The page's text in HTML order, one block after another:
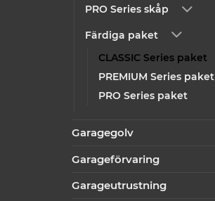
PRO Series skåp
Färdiga paket
CLASSIC Series paket
PREMIUM Series paket
PRO Series paket
Garagegolv
Garageförvaring
Garageutrustning